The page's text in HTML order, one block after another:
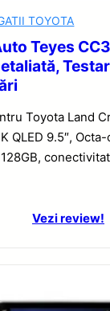
TOYOTA
Teyes
Toyota Land
QLED 9.5″,
Vezi review!